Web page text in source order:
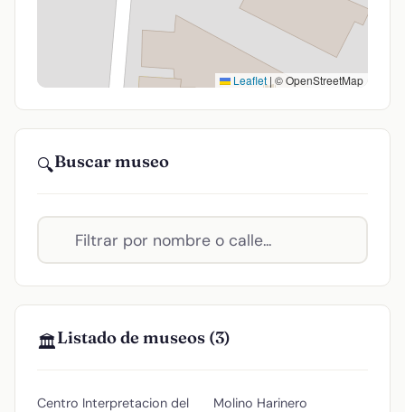
Leaflet | © OpenStreetMap
🔍Buscar museo
🏛️Listado de museos (3)
Centro Interpretacion del
Molino Harinero